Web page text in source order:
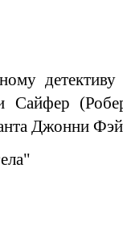
Сайфер
Джонни